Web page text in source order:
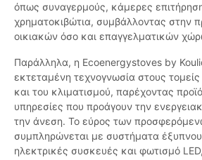
όπως συναγερμούς, κάμερες
χρηματοκιβώτια, συμβάλλοντας στην
οικιακών όσο και επαγγελματικών
Παράλληλα, η Ecoenergystoves by
εκτεταμένη τεχνογνωσία στους
και του κλιματισμού, παρέχοντας
υπηρεσίες που προάγουν την
την άνεση. Το εύρος των
συμπληρώνεται με συστήματα έξυπνου
ηλεκτρικές συσκευές και φωτισμό